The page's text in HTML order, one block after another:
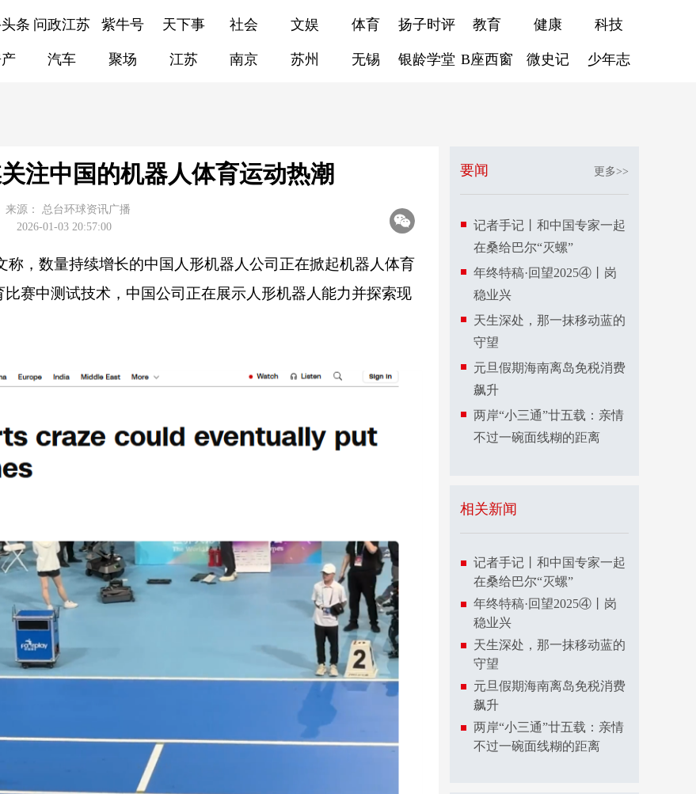
条 问政江苏 紫牛号 天下事 社会 文娱 体育 扬子时评 教育 健康 科技
汽车 聚场 江苏 南京 苏州 无锡 银龄学堂 B座西窗 微史记 少年志
注中国的机器人体育运动热潮
来源：
总台环球资讯广播
2026-01-03 20:57:00
称，数量持续增长的中国人形机器人公司正在掀起机器人体育
赛中测试技术，中国公司正在展示人形机器人能力并探索现
要闻 更多>>
记者手记丨和中国专家一起
在桑给巴尔“灭螺”
年终特稿·回望2025④丨岗
稳业兴
天生深处，那一抹移动蓝的
守望
元旦假期海南离岛免税消费
飙升
两岸“小三通”廿五载：亲情
不过一碗面线糊的距离
相关新闻
记者手记丨和中国专家一起
在桑给巴尔“灭螺”
年终特稿·回望2025④丨岗
稳业兴
天生深处，那一抹移动蓝的
守望
元旦假期海南离岛免税消费
飙升
两岸“小三通”廿五载：亲情
不过一碗面线糊的距离